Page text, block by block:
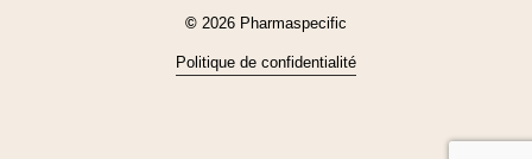
© 2026Pharmaspecific
Politique de confidentialité